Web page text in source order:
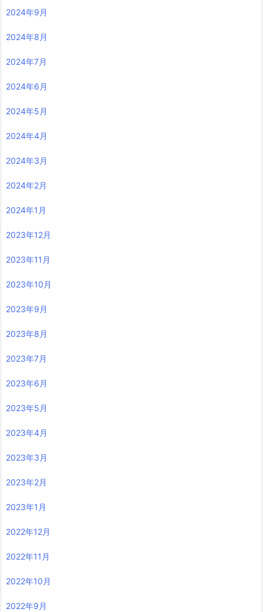
2024年9月
2024年8月
2024年7月
2024年6月
2024年5月
2024年4月
2024年3月
2024年2月
2024年1月
2023年12月
2023年11月
2023年10月
2023年9月
2023年8月
2023年7月
2023年6月
2023年5月
2023年4月
2023年3月
2023年2月
2023年1月
2022年12月
2022年11月
2022年10月
2022年9月